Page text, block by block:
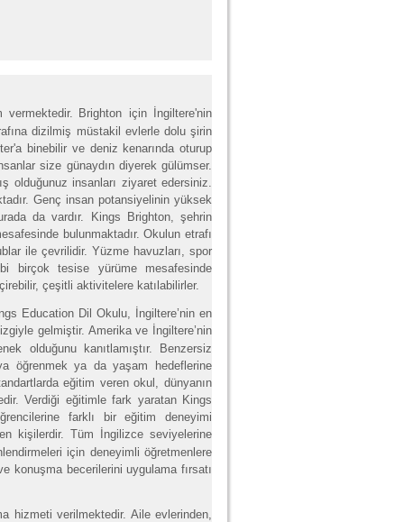
vermektedir. Brighton için İngiltere'nin
dizilmiş müstakil evlerle dolu şirin
binebilir ve deniz kenarında oturup
size günaydın diyerek gülümser.
olduğunuz insanları ziyaret edersiniz.
Genç insan potansiyelinin yüksek
da vardır. Kings Brighton, şehrin
bulunmaktadır. Okulun etrafı
ile çevrilidir. Yüzme havuzları, spor
birçok tesise yürüme mesafesinde
çeşitli aktivitelere katılabilirler.
Education Dil Okulu, İngiltere’nin en
gelmiştir. Amerika ve İngiltere’nin
olduğunu kanıtlamıştır. Benzersiz
öğrenmek ya da yaşam hedeflerine
eğitim veren okul, dünyanın
Verdiği eğitimle fark yaratan Kings
farklı bir eğitim deneyimi
kişilerdir. Tüm İngilizce seviyelerine
için deneyimli öğretmenlere
konuşma becerilerini uygulama fırsatı
hizmeti verilmektedir. Aile evlerinden,